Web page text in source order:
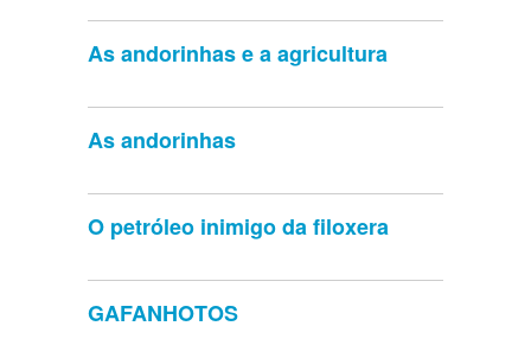
As andorinhas e a agricultura
As andorinhas
O petróleo inimigo da filoxera
GAFANHOTOS